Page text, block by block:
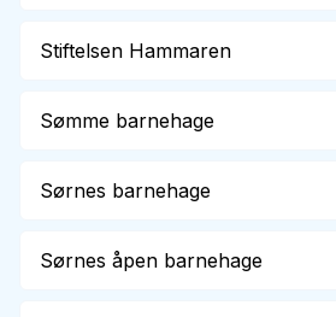
Stiftelsen Hammaren
Sømme barnehage
Sørnes barnehage
Sørnes åpen barnehage